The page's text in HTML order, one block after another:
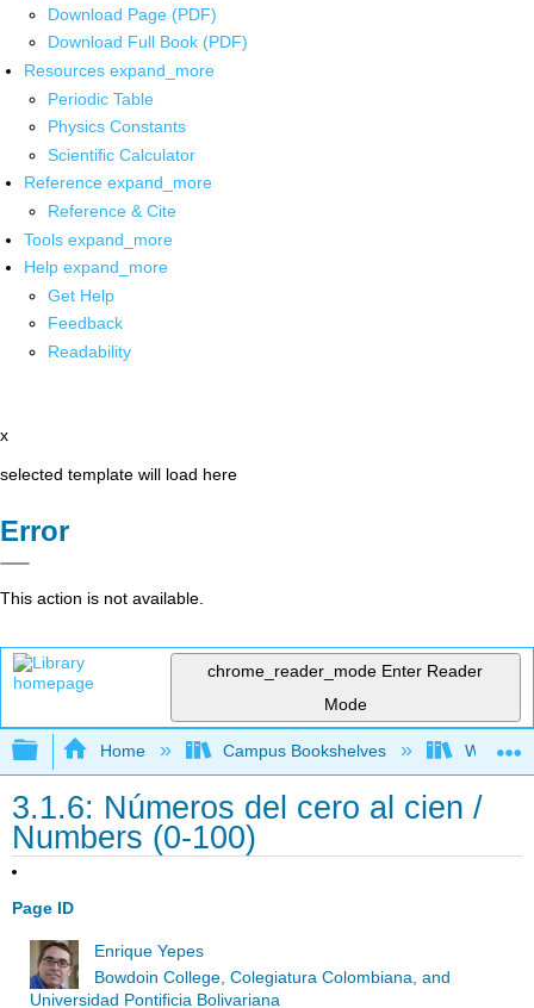
Download Page (PDF)
Download Full Book (PDF)
Resources expand_more
Periodic Table
Physics Constants
Scientific Calculator
Reference expand_more
Reference & Cite
Tools expand_more
Help expand_more
Get Help
Feedback
Readability
x
selected template will load here
Error
This action is not available.
chrome_reader_mode Enter Reader
Mode
Expand/collapse global hierarchy
Home Campus Bookshelves
3.1.6: Números del cero al cien /
Numbers (0-100)
Page ID
Enrique Yepes
Bowdoin College, Colegiatura Colombiana, and
Universidad Pontificia Bolivariana